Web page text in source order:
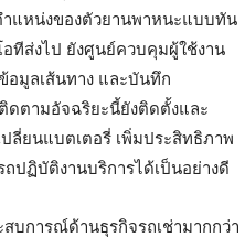
แหน่งของตัวยานพาหนะแบบทัน
ทีส่งไป ยังศูนย์ควบคุมผู้ใช้งาน
อมูลเส้นทาง และบันทึก
ดตามอัจฉริยะนี้ยังติดตั้งและ
ลี่ยนแบตเตอรี่ เพิ่มประสิทธิภาพ
ปฏิบัติงานบริการได้เป็นอย่างดี
บการณ์ด้านธุรกิจรถเช่ามากกว่า